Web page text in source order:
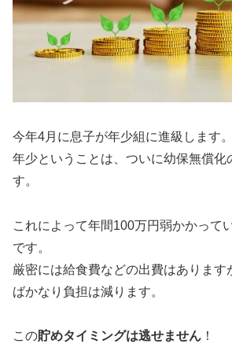
今年4月に息子が年少組に進級します。
年少ということは、ついに幼保無償化
す。
これによって年間100万円弱かかって
です。
厳密には給食費などの出費はあります
ばかなり負担は減ります。
この貯めタイミングは逃せません ！